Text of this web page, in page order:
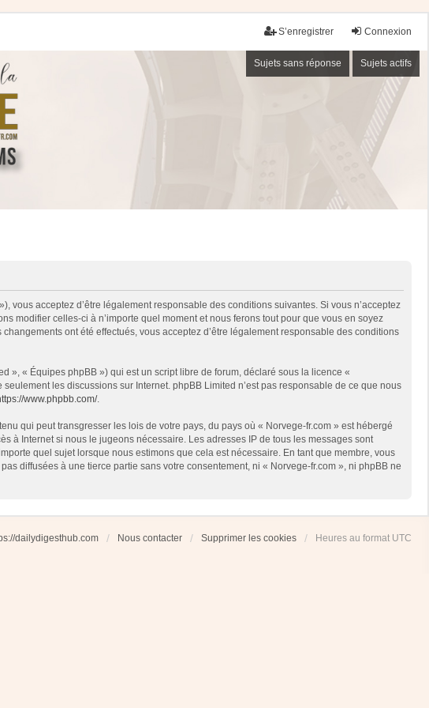
Connexion
S’enregistrer
Sujets sans réponse Sujets actifs
vous acceptez d’être légalement responsable des conditions suivantes. Si vous n’acceptez
modifier celles-ci à n’importe quel moment et nous ferons tout pour que vous en soyez
ont été effectués, vous acceptez d’être légalement responsable des conditions
», « Équipes phpBB ») qui est un script libre de forum, déclaré sous la licence «
seulement les discussions sur Internet. phpBB Limited n’est pas responsable de ce que nous
www.phpbb.com/.
qui peut transgresser les lois de votre pays, du pays où « Norvege-fr.com » est hébergé
à Internet si nous le jugeons nécessaire. Les adresses IP de tous les messages sont
quel sujet lorsque nous estimons que cela est nécessaire. En tant que membre, vous
diffusées à une tierce partie sans votre consentement, ni « Norvege-fr.com », ni phpBB ne
dailydigesthub.com Nous contacter Supprimer les cookies Heures au format UTC